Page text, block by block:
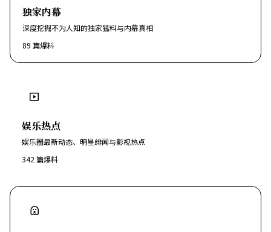
独家内幕
深度挖掘不为人知的独家猛料与内幕真相
89 篇爆料
娱乐热点
娱乐圈最新动态、明星绯闻与影视热点
342 篇爆料